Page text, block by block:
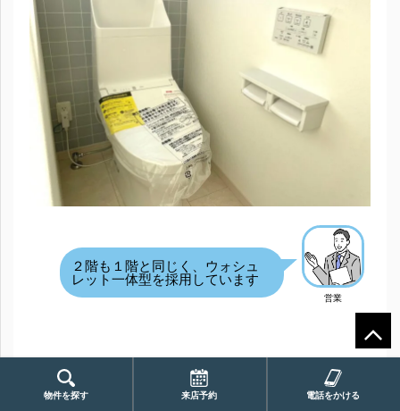
営業
２階も１階と同じく、ウォシュ
レット一体型を採用しています
【内覧会実施中】埼玉相互住宅の新築住宅
物件を探す 来店予約 電話をかける